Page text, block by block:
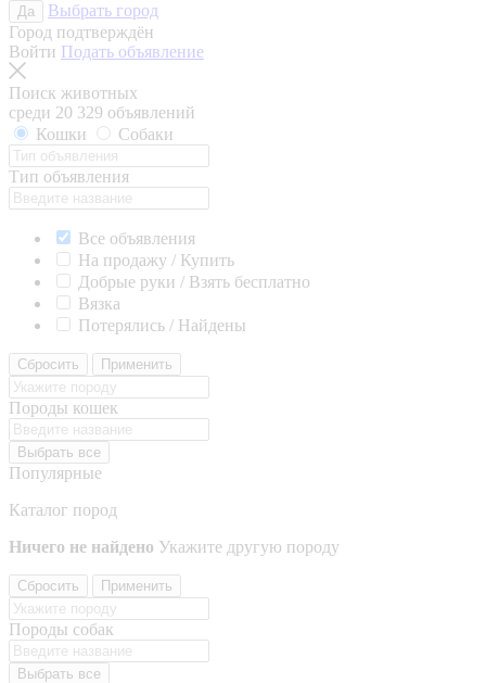
Да
Выбрать город
Город подтверждён
Войти Подать объявление
Поиск животных
среди 20 329 объявлений
Кошки
Собаки
Тип объявления
Все объявления
На продажу / Купить
Добрые руки / Взять бесплатно
Вязка
Потерялись / Найдены
Сбросить Применить
Породы кошек
Выбрать все
Популярные
Каталог пород
Ничего не найдено Укажите другую породу
Сбросить Применить
Породы собак
Выбрать все